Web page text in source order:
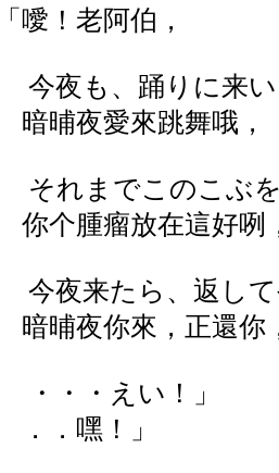
「噯！老阿伯，
今夜も、踊りに来
暗晡夜愛來跳舞哦，
それまでこのこぶ
你个腫瘤放在這好咧
今夜来たら、返し
暗晡夜你來，正還你
・・・えい！」
．．嘿！」